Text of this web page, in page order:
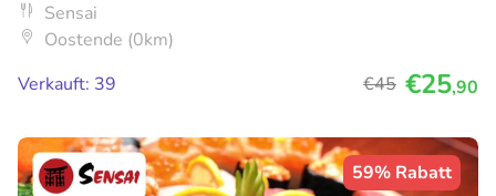
Sensai
Oostende (0km)
Verkauft: 39
€45 €25,90
59% Rabatt